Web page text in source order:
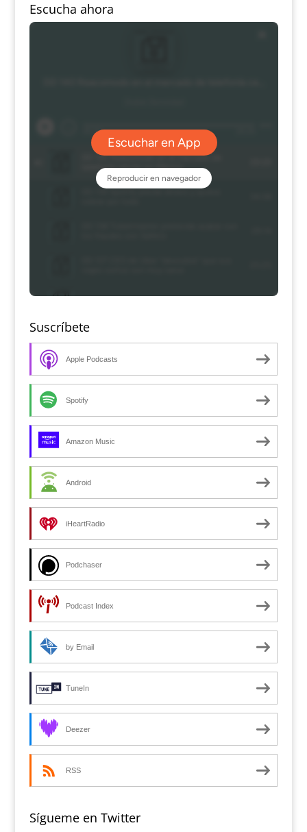
Escucha ahora
Suscríbete
Apple Podcasts
Spotify
Amazon Music
Android
iHeartRadio
Podchaser
Podcast Index
by Email
TuneIn
Deezer
RSS
Sígueme en Twitter